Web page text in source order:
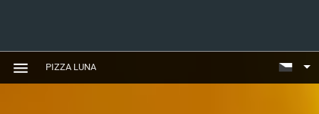
PIZZA LUNA